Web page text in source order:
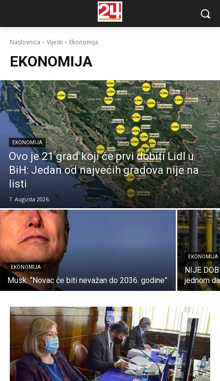
Naslovnica Vijesti Ekonomija
EKONOMIJA
EKONOMIJA
Ovo je 21 grad koji će prvi dobiti Lidl u
BiH: Jedan od najvećih gradova nije na
listi
7. Augusta 2026.
EKONOMIJA
Musk: “Novac će biti nevažan do 2036. godine”
EKONOMIJA
NIJE
jednom